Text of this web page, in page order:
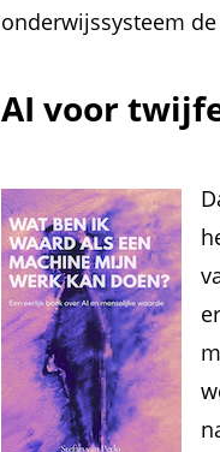
onderwijssysteem
AI voor